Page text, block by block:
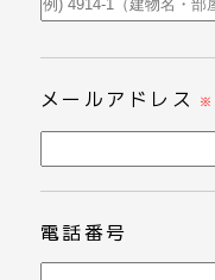
メールアドレス ※
電話番号